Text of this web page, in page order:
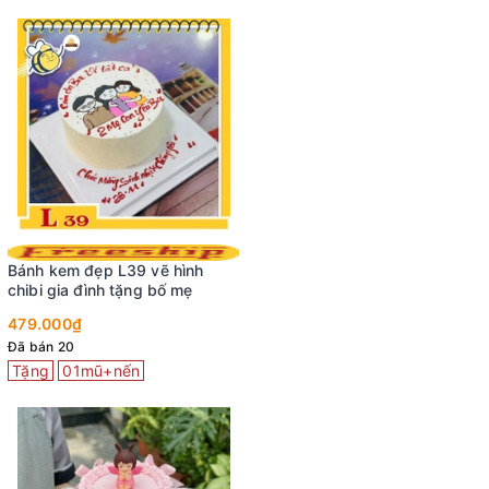
Bánh kem đẹp L39 vẽ hình
chibi gia đình tặng bố mẹ
479.000₫
Đã bán 20
Tặng 01mũ+nến